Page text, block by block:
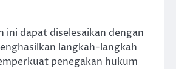
ini dapat diselesaikan dengan
langkah-langkah
penegakan hukum